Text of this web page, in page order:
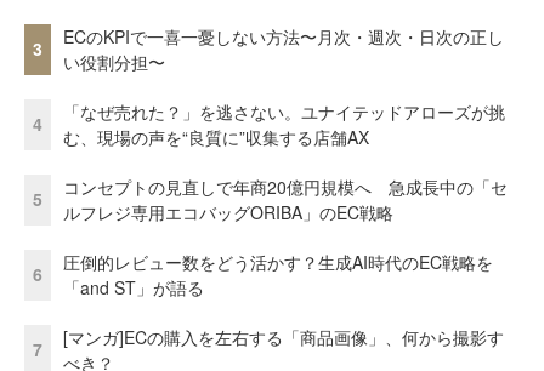
3
ECのKPIで一喜一憂しない方法〜月次・週次・日次の正し
い役割分担〜
4
「なぜ売れた？」を逃さない。ユナイテッドアローズが挑
む、現場の声を“良質に”収集する店舗AX
5
コンセプトの見直しで年商20億円規模へ 急成長中の「セ
ルフレジ専用エコバッグORIBA」のEC戦略
6
圧倒的レビュー数をどう活かす？生成AI時代のEC戦略を
「and ST」が語る
7
[マンガ]ECの購入を左右する「商品画像」、何から撮影す
べき？